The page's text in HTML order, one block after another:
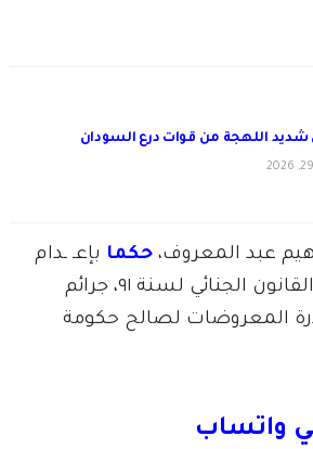
شديد اللهجة من قوات درع السودان
حكما بإعـ ـدام
المدانة (غفران عثمان موسى ادم) وذلك لمخالفتها نص المواد ٥١/٥٠ من القانون الجنائي لسنة ٩١، جرائم
المعروضات لصالح حكومة
واتساب